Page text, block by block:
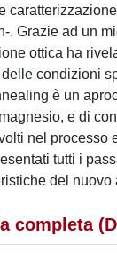
Grazie ad un
ottica ha
condizioni
è un
e di
nel
tutti i
del
completa